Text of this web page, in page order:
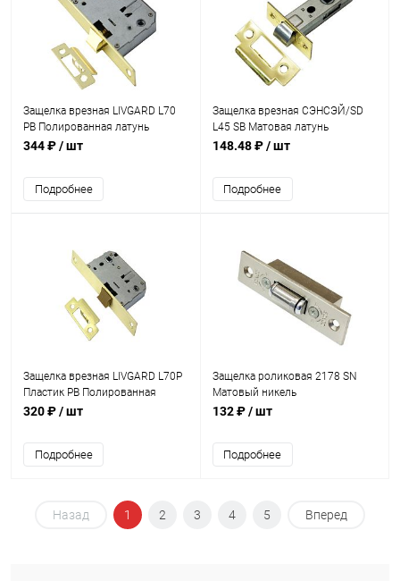
Защелка врезная LIVGARD L70
PB Полированная латунь
344 ₽/ шт
Подробнее
Защелка врезная СЭНСЭЙ/SD
L45 SB Матовая латунь
148.48 ₽/ шт
Подробнее
Защелка врезная LIVGARD L70P
Пластик PB Полированная
латунь
320 ₽/ шт
Подробнее
Защелка роликовая 2178 SN
Матовый никель
132 ₽/ шт
Подробнее
Назад 1 2 3 4 5 Вперед